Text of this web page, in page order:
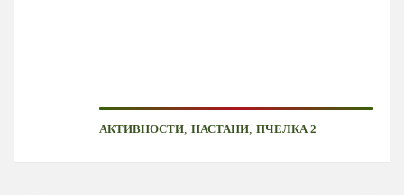
АКТИВНОСТИ ,НАСТАНИ ,ПЧЕЛКА 2